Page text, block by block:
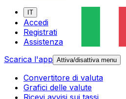
IT
Accedi
Registrati
Assistenza
Scarica l'app Attiva/disattiva menu
Convertitore di valuta
Grafici delle valute